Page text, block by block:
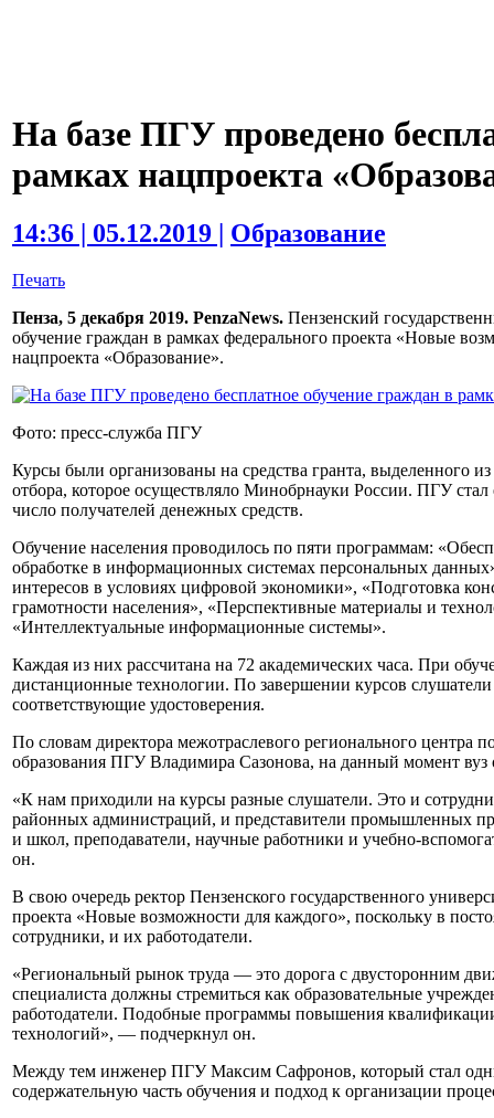
На базе ПГУ проведено
рамках нацпроекта
14:36 | 05.12.2019 | Образование
Печать
Пенза, 5 декабря 2019. PenzaNews. Пензенский
обучение граждан в рамках федерального проекта «Новые
нацпроекта «Образование».
Фото: пресс-служба ПГУ
Курсы были организованы на средства гранта, выделенного
отбора, которое осуществляло Минобрнауки России. ПГУ
число получателей денежных средств.
Обучение населения проводилось по пяти программам:
обработке в информационных системах персональных
интересов в условиях цифровой экономики», «Подготовка
грамотности населения», «Перспективные материалы и
«Интеллектуальные информационные системы».
Каждая из них рассчитана на 72 академических часа. При
дистанционные технологии. По завершении курсов
соответствующие удостоверения.
По словам директора межотраслевого регионального
образования ПГУ Владимира Сазонова, на данный момент вуз
«К нам приходили на курсы разные слушатели. Это и
районных администраций, и представители промышленных
и школ, преподаватели, научные работники и учебно-
он.
В свою очередь ректор Пензенского государственного
проекта «Новые возможности для каждого», поскольку в
сотрудники, и их работодатели.
«Региональный рынок труда — это дорога с двусторонним
специалиста должны стремиться как образовательные
работодатели. Подобные программы повышения
технологий», — подчеркнул он.
Между тем инженер ПГУ Максим Сафронов, который стал
содержательную часть обучения и подход к организации